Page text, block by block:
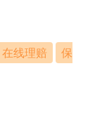
在线理赔
保